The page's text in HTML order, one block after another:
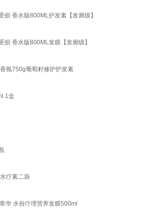
香水版800ML护发素【发廊级】
香水版800ML发膜【发廊级】
氛750g葡萄籽修护护发素
1盒
疗素二袋
华 水份疗理营养发膜500ml